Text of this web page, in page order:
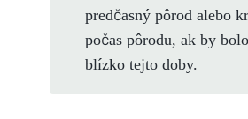
predčasný pôrod alebo
počas pôrodu, ak by
blízko tejto doby.